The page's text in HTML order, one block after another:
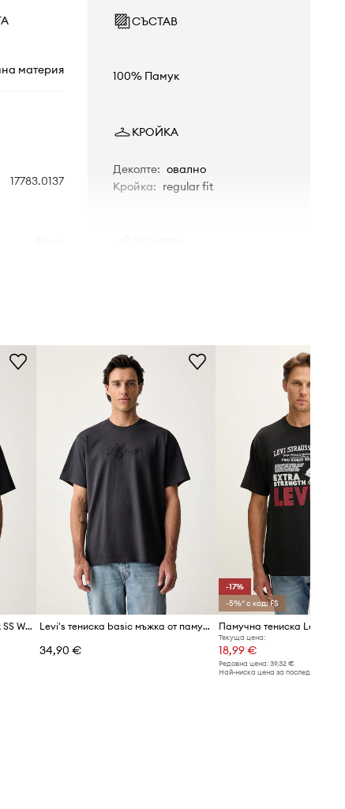
материя
17783.0137
Levi's
СЪСТАВ
100% Памук
КРОЙКА
Деколте: овално
Кройка: regular fit
размера, който носите обикновено.
Таблица с размери
Levi's тениска мъжка от памук SS WORKWEAR PKT Levi's тениска basic мъжка от памук RELAXED FIT TEE
34,90 €
-17%
-5%* с код: FS
Памучна тениска Levi's
Текуща цена:
18,99 €
Редовна цена: 39,32 €
Най-ниска цена за последните 30